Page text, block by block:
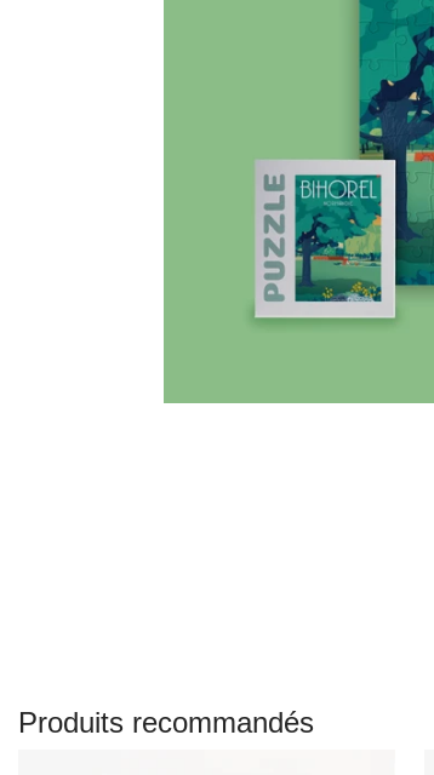
Produits recommandés